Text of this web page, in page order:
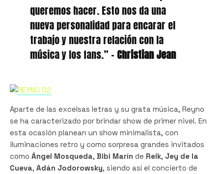
queremos hacer. Esto nos da una
nueva personalidad para encarar el
trabajo y nuestra relación con la
música y los fans.” – Christian Jean
Aparte de las excelsas letras y su grata música, Reyno
se ha caracterizado por brindar show de primer nivel. En
esta ocasión planean un show minimalista, con
iluminaciones retro y como sorpresa grandes invitados
como Ángel Mosqueda, Bibi Marín de Reik, Jey de la
Cueva, Adán Jodorowsky, siendo así el concierto de